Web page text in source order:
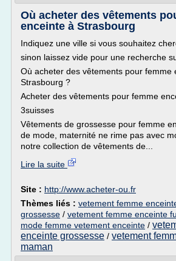
Où acheter des vêtements
enceinte à Strasbourg
Indiquez une ville si vous souhaitez
sinon laissez vide pour une recherche
Où acheter des vêtements pour femme
Strasbourg ?
Acheter des vêtements pour femme
3suisses
Vêtements de grossesse pour femme
de mode, maternité ne rime pas avec
notre collection de vêtements de...
Lire la suite
Site : http://www.acheter-ou.fr
Thèmes liés : vetement femme
grossesse / vetement femme enceinte
mode femme vetement enceinte /
enceinte grossesse / vetement
maman